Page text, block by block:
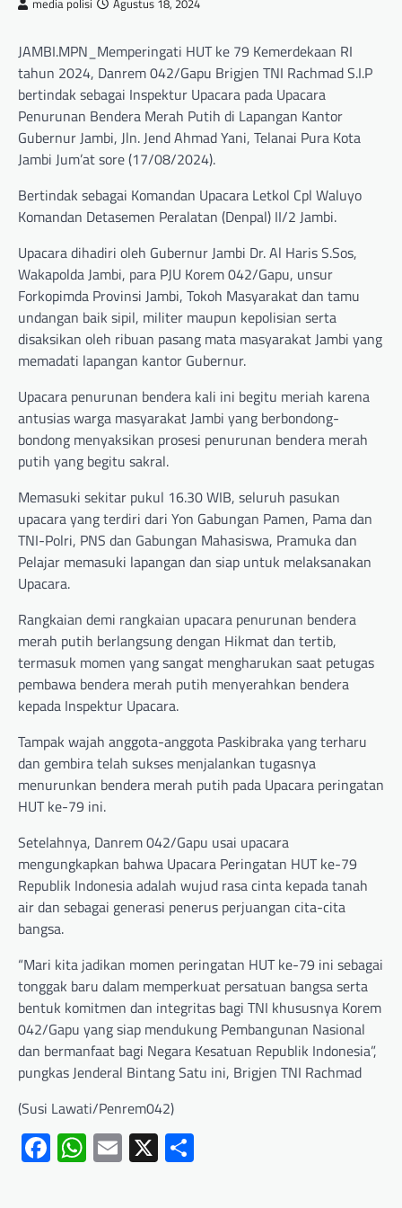
media polisi Agustus 18, 2024
JAMBI.MPN_Memperingati HUT ke 79 Kemerdekaan RI
tahun 2024, Danrem 042/Gapu Brigjen TNI Rachmad S.I.P
bertindak sebagai Inspektur Upacara pada Upacara
Penurunan Bendera Merah Putih di Lapangan Kantor
Gubernur Jambi, Jln. Jend Ahmad Yani, Telanai Pura Kota
Jambi Jum’at sore (17/08/2024).
Bertindak sebagai Komandan Upacara Letkol Cpl Waluyo
Komandan Detasemen Peralatan (Denpal) II/2 Jambi.
Upacara dihadiri oleh Gubernur Jambi Dr. Al Haris S.Sos,
Wakapolda Jambi, para PJU Korem 042/Gapu, unsur
Forkopimda Provinsi Jambi, Tokoh Masyarakat dan tamu
undangan baik sipil, militer maupun kepolisian serta
disaksikan oleh ribuan pasang mata masyarakat Jambi yang
memadati lapangan kantor Gubernur.
Upacara penurunan bendera kali ini begitu meriah karena
antusias warga masyarakat Jambi yang berbondong-
bondong menyaksikan prosesi penurunan bendera merah
putih yang begitu sakral.
Memasuki sekitar pukul 16.30 WIB, seluruh pasukan
upacara yang terdiri dari Yon Gabungan Pamen, Pama dan
TNI-Polri, PNS dan Gabungan Mahasiswa, Pramuka dan
Pelajar memasuki lapangan dan siap untuk melaksanakan
Upacara.
Rangkaian demi rangkaian upacara penurunan bendera
merah putih berlangsung dengan Hikmat dan tertib,
termasuk momen yang sangat mengharukan saat petugas
pembawa bendera merah putih menyerahkan bendera
kepada Inspektur Upacara.
Tampak wajah anggota-anggota Paskibraka yang terharu
dan gembira telah sukses menjalankan tugasnya
menurunkan bendera merah putih pada Upacara peringatan
HUT ke-79 ini.
Setelahnya, Danrem 042/Gapu usai upacara
mengungkapkan bahwa Upacara Peringatan HUT ke-79
Republik Indonesia adalah wujud rasa cinta kepada tanah
air dan sebagai generasi penerus perjuangan cita-cita
bangsa.
“Mari kita jadikan momen peringatan HUT ke-79 ini sebagai
tonggak baru dalam memperkuat persatuan bangsa serta
bentuk komitmen dan integritas bagi TNI khususnya Korem
042/Gapu yang siap mendukung Pembangunan Nasional
dan bermanfaat bagi Negara Kesatuan Republik Indonesia”,
pungkas Jenderal Bintang Satu ini, Brigjen TNI Rachmad
(Susi Lawati/Penrem042)
Facebook
WhatsApp
Email
X